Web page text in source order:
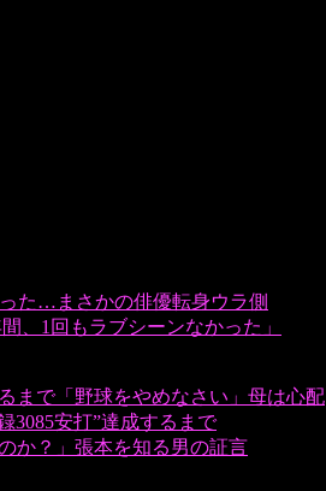
た…まさかの俳優転身ウラ側
、1回もラブシーンなかった」
まで「野球をやめなさい」母は心配
3085安打”達成するまで
か？」張本を知る男の証言